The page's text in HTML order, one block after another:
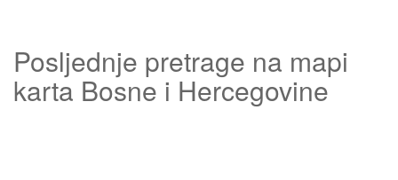
Posljednje pretrage na mapi
karta Bosne i Hercegovine